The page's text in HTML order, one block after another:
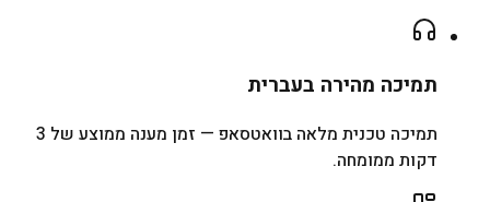
תמיכה מהירה בעברית
תמיכה טכנית מלאה בוואטסאפ — זמן מענה ממוצע של 3
דקות ממומחה.